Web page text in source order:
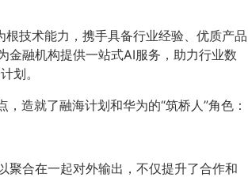
技术能力，携手具备行业经验、优质产品
金融机构提供一站式AI服务，助力行业数
划。
造就了融海计划和华为的“筑桥人”角色：
聚合在一起对外输出，不仅提升了合作和